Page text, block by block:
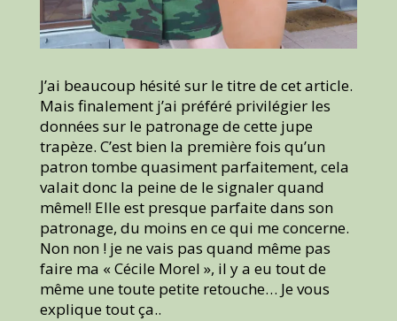
J’ai beaucoup hésité sur le titre de cet article.
Mais finalement j’ai préféré privilégier les
données sur le patronage de cette jupe
trapèze. C’est bien la première fois qu’un
patron tombe quasiment parfaitement, cela
valait donc la peine de le signaler quand
même!! Elle est presque parfaite dans son
patronage, du moins en ce qui me concerne.
Non non ! je ne vais pas quand même pas
faire ma « Cécile Morel », il y a eu tout de
même une toute petite retouche… Je vous
explique tout ça..